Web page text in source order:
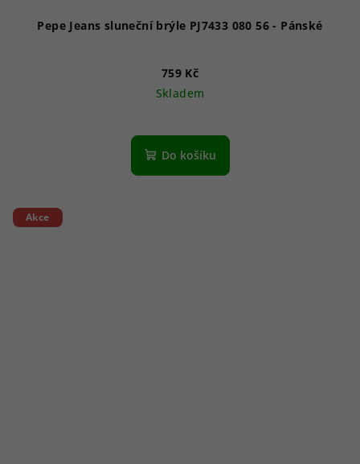
Pepe Jeans sluneční brýle PJ7433 080 56 - Pánské
759 Kč
Skladem
Do košíku
Akce